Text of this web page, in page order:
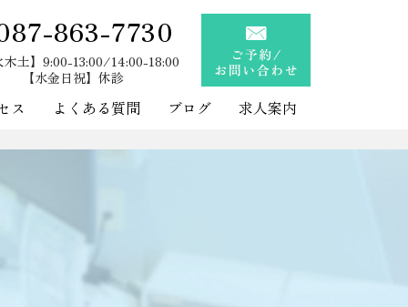
863-7730
木土】9:00-13:00/14:00-18:00
【水金日祝】休診
ス よくある質問 ブログ 求人案内